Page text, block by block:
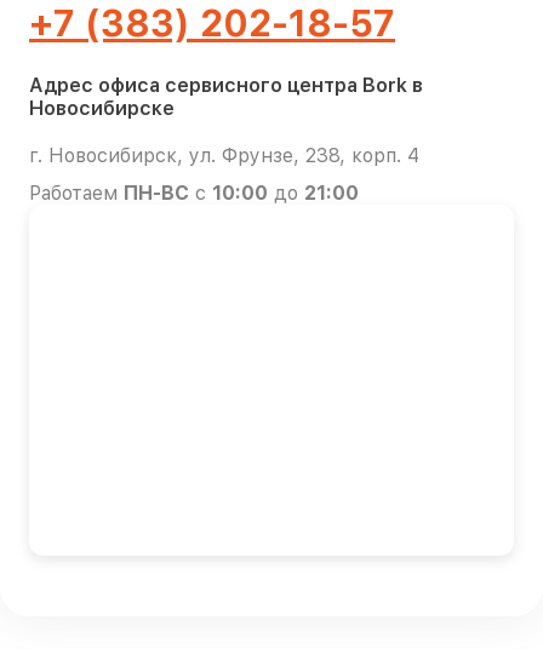
+7 (383) 202-18-57
Адрес офиса сервисного центра Bork в
Новосибирске
г. Новосибирск, ул. Фрунзе, 238, корп. 4
Работаем ПН-ВС с 10:00 до 21:00